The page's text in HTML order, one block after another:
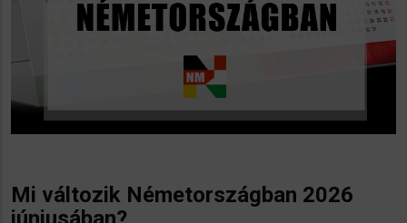
Mi változik Németországban 2026